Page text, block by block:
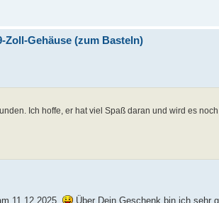
Zoll-Gehäuse (zum Basteln)
Ich hoffe, er hat viel Spaß daran und wird es
11.12.2025. Über Dein Geschenk bin ich sehr